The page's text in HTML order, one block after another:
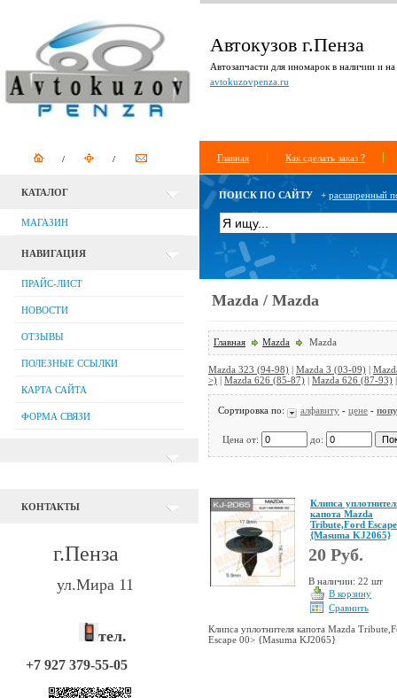
Автокузов г.Пенза
Автозапчасти для иномарок в наличии и на
avtokuzovpenza.ru
Главная Как сделать заказ ?
КАТАЛОГ
МАГАЗИН
НАВИГАЦИЯ
ПРАЙС-ЛИСТ
НОВОСТИ
ОТЗЫВЫ
ПОЛЕЗНЫЕ ССЫЛКИ
КАРТА САЙТА
ФОРМА СВЯЗИ
КОНТАКТЫ
г.Пенза
ул.Мира 11
тел.
+7 927 379-55-05
ПОИСК ПО САЙТУ + расширенный
Mazda / Mazda
Главная Mazda Mazda
Mazda 323 (94-98) | Mazda 3 (03-09) |
>) | Mazda 626 (85-87) | Mazda 626 (87-93)
Сортировка по: алфавиту - цене -
Цена от: до:
Клипса
капота Mazda
Tribute,Ford
{Masuma KJ2065}
20 Руб.
В наличии: 22 шт
В корзину
Сравнить
Клипса уплотнителя капота Mazda
Escape 00> {Masuma KJ2065}